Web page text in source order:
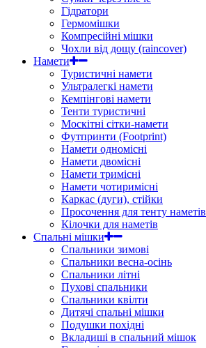
Гідратори
Гермомішки
Компресійні мішки
Чохли від дощу (raincover)
Намети
Туристичні намети
Ультралегкі намети
Кемпінгові намети
Тенти туристичні
Москітні сітки-намети
Футпринти (Footprint)
Намети одномісні
Намети двомісні
Намети тримісні
Намети чотиримісні
Каркас (дуги), стійки
Просочення для тенту наметів
Кілочки для наметів
Спальні мішки
Спальники зимові
Спальники весна-осінь
Спальники літні
Пухові спальники
Спальники квілти
Дитячі спальні мішки
Подушки похідні
Вкладиші в спальний мішок